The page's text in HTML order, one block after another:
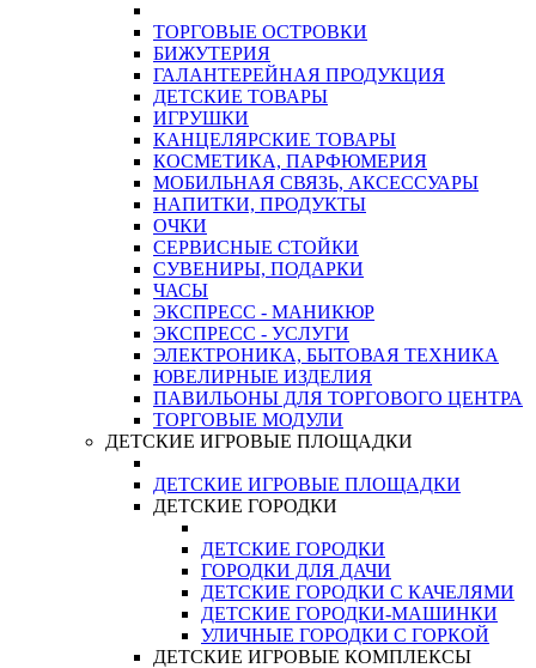
ТОРГОВЫЕ ОСТРОВКИ
БИЖУТЕРИЯ
ГАЛАНТЕРЕЙНАЯ ПРОДУКЦИЯ
ДЕТСКИЕ ТОВАРЫ
ИГРУШКИ
КАНЦЕЛЯРСКИЕ ТОВАРЫ
КОСМЕТИКА, ПАРФЮМЕРИЯ
МОБИЛЬНАЯ СВЯЗЬ, АКСЕССУАРЫ
НАПИТКИ, ПРОДУКТЫ
ОЧКИ
СЕРВИСНЫЕ СТОЙКИ
СУВЕНИРЫ, ПОДАРКИ
ЧАСЫ
ЭКСПРЕСС - МАНИКЮР
ЭКСПРЕСС - УСЛУГИ
ЭЛЕКТРОНИКА, БЫТОВАЯ ТЕХНИКА
ЮВЕЛИРНЫЕ ИЗДЕЛИЯ
ПАВИЛЬОНЫ ДЛЯ ТОРГОВОГО ЦЕНТРА
ТОРГОВЫЕ МОДУЛИ
ДЕТСКИЕ ИГРОВЫЕ ПЛОЩАДКИ
ДЕТСКИЕ ИГРОВЫЕ ПЛОЩАДКИ
ДЕТСКИЕ ГОРОДКИ
ДЕТСКИЕ ГОРОДКИ
ГОРОДКИ ДЛЯ ДАЧИ
ДЕТСКИЕ ГОРОДКИ С КАЧЕЛЯМИ
ДЕТСКИЕ ГОРОДКИ-МАШИНКИ
УЛИЧНЫЕ ГОРОДКИ С ГОРКОЙ
ДЕТСКИЕ ИГРОВЫЕ КОМПЛЕКСЫ